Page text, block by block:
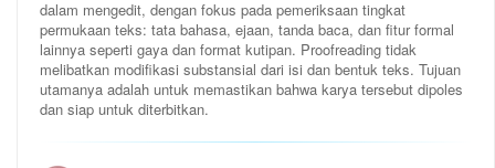
dalam mengedit, dengan fokus pada pemeriksaan tingkat
permukaan teks: tata bahasa, ejaan, tanda baca, dan fitur formal
lainnya seperti gaya dan format kutipan. Proofreading tidak
melibatkan modifikasi substansial dari isi dan bentuk teks. Tujuan
utamanya adalah untuk memastikan bahwa karya tersebut dipoles
dan siap untuk diterbitkan.